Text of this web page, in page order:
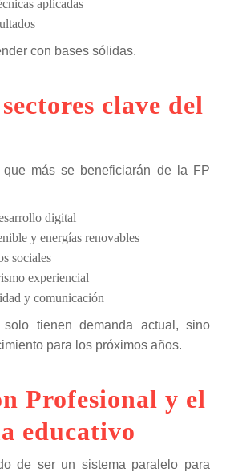
aplicadas
con bases sólidas.
clave del
que más se beneficiarán de la FP
digital
y energías renovables
sociales
experiencial
y comunicación
tienen demanda actual, sino
para los próximos años.
Profesional y el
educativo
de ser un sistema paralelo para